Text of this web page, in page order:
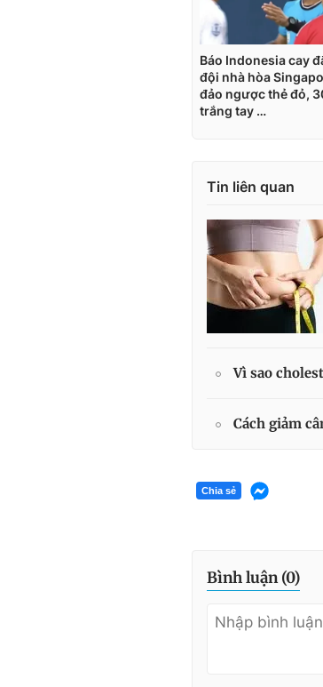
Tin liên quan
Vì sao
Cách giảm
Chia sẻ
Bình luận (0)